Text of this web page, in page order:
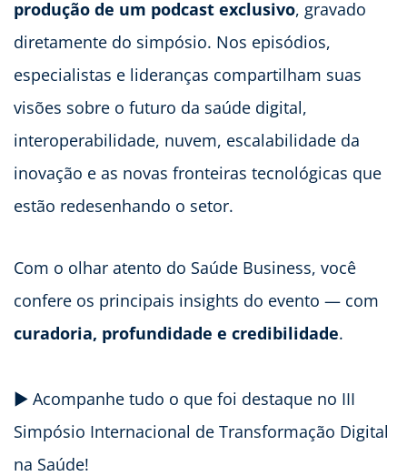
produção de um podcast exclusivo, gravado
diretamente do simpósio. Nos episódios,
especialistas e lideranças compartilham suas
visões sobre o futuro da saúde digital,
interoperabilidade, nuvem, escalabilidade da
inovação e as novas fronteiras tecnológicas que
estão redesenhando o setor.
Com o olhar atento do Saúde Business, você
confere os principais insights do evento — com
curadoria, profundidade e credibilidade.
▶️ Acompanhe tudo o que foi destaque no III
Simpósio Internacional de Transformação Digital
na Saúde!